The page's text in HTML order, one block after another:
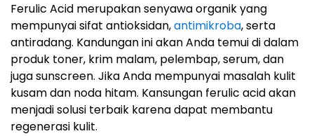
Ferulic Acid merupakan senyawa organik yang
mempunyai sifat antioksidan,antimikroba, serta
antiradang. Kandungan ini akan Anda temui di dalam
produk toner, krim malam, pelembap, serum, dan
juga sunscreen. Jika Anda mempunyai masalah kulit
kusam dan noda hitam. Kansungan ferulic acid akan
menjadi solusi terbaik karena dapat membantu
regenerasi kulit.